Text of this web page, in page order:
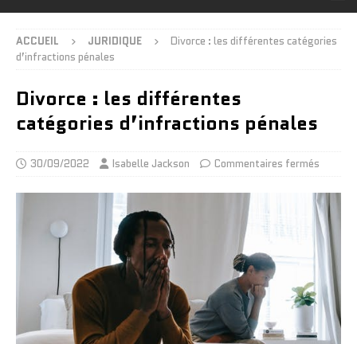
ACCUEIL JURIDIQUE
Divorce : les différentes catégories
d’infractions pénales
Divorce : les différentes
catégories d’infractions pénales
30/09/2022 Isabelle Jackson Commentaires fermés